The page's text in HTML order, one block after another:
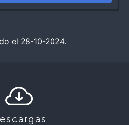
el 28-10-2024.